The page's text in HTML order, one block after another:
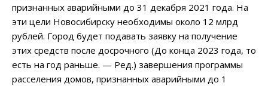
признанных аварийными до 31 декабря 2021 года. На
эти цели Новосибирску необходимы около 12 млрд
рублей. Город будет подавать заявку на получение
этих средств после досрочного (До конца 2023 года, то
есть на год раньше. — Ред.) завершения программы
расселения домов, признанных аварийными до 1